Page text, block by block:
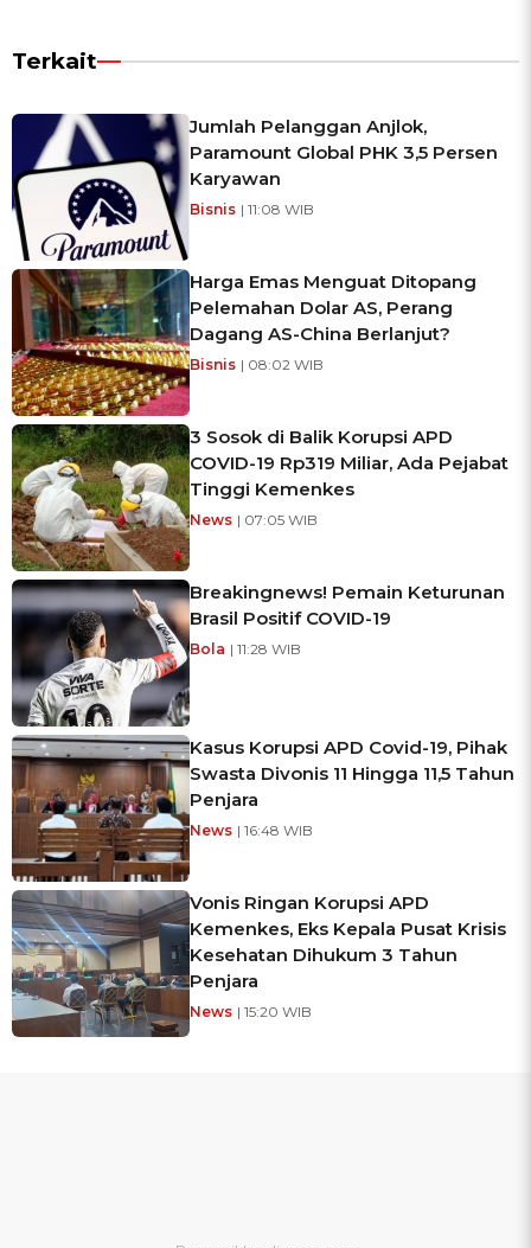
Terkait
Jumlah Pelanggan Anjlok,
Paramount Global PHK 3,5 Persen
Karyawan
Bisnis | 11:08 WIB
Harga Emas Menguat Ditopang
Pelemahan Dolar AS, Perang
Dagang AS-China Berlanjut?
Bisnis | 08:02 WIB
3 Sosok di Balik Korupsi APD
COVID-19 Rp319 Miliar, Ada Pejabat
Tinggi Kemenkes
News | 07:05 WIB
Breakingnews! Pemain Keturunan
Brasil Positif COVID-19
Bola | 11:28 WIB
Kasus Korupsi APD Covid-19, Pihak
Swasta Divonis 11 Hingga 11,5 Tahun
Penjara
News | 16:48 WIB
Vonis Ringan Korupsi APD
Kemenkes, Eks Kepala Pusat Krisis
Kesehatan Dihukum 3 Tahun
Penjara
News | 15:20 WIB